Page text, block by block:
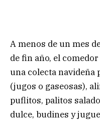
A menos de un mes
de fin año, el
una colecta navideña
(jugos o gaseosas),
puflitos, palitos
dulce, budines y